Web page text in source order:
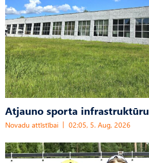
Atjauno sporta infrastruktūru
Novadu attīstībai 02:05, 5. Aug, 2026